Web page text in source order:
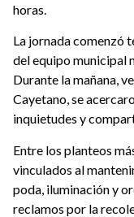
horas.
La jornada comenzó
del equipo municipal
Durante la mañana,
Cayetano, se
inquietudes y
Entre los planteos
vinculados al
poda, iluminación y
reclamos por la